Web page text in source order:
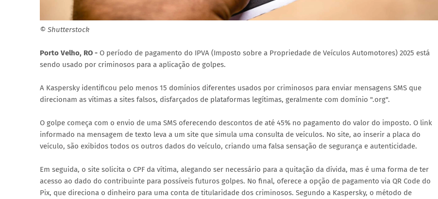
© Shutterstock
Porto Velho, RO - O período de pagamento do IPVA (Imposto sobre a Propriedade de Veículos Automotores) 2025 está
sendo usado por criminosos para a aplicação de golpes.
A Kaspersky identificou pelo menos 15 domínios diferentes usados por criminosos para enviar mensagens SMS que
direcionam as vítimas a sites falsos, disfarçados de plataformas legítimas, geralmente com domínio ".org".
O golpe começa com o envio de uma SMS oferecendo descontos de até 45% no pagamento do valor do imposto. O link
informado na mensagem de texto leva a um site que simula uma consulta de veículos. No site, ao inserir a placa do
veículo, são exibidos todos os outros dados do veículo, criando uma falsa sensação de segurança e autenticidade.
Em seguida, o site solicita o CPF da vítima, alegando ser necessário para a quitação da dívida, mas é uma forma de ter
acesso ao dado do contribuinte para possíveis futuros golpes. No final, oferece a opção de pagamento via QR Code do
Pix, que direciona o dinheiro para uma conta de titularidade dos criminosos. Segundo a Kaspersky, o método de